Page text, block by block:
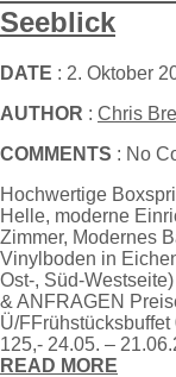
Seeblick
DATE : 2. Oktober
AUTHOR : Chris
COMMENTS : No
Hochwertige
Helle, moderne
Zimmer, Modernes
Vinylboden in
Ost-, Süd-
& ANFRAGEN
Ü/
125,- 24.05. –
READ MORE